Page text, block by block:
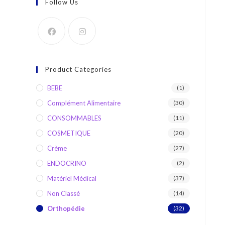
Follow Us
Product Categories
BEBE (1)
Complément Alimentaire (30)
CONSOMMABLES (11)
COSMETIQUE (20)
Crème (27)
ENDOCRINO (2)
Matériel Médical (37)
Non Classé (14)
Orthopédie (32)